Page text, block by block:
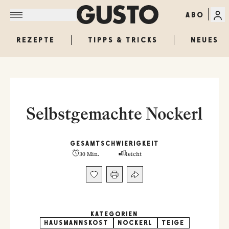
ABO
REZEPTE TIPPS & TRICKS NEUES
Selbstgemachte Nockerl
GESAMT
30 Min.
SCHWIERIGKEIT
leicht
KATEGORIEN
HAUSMANNSKOST
NOCKERL TEIGE